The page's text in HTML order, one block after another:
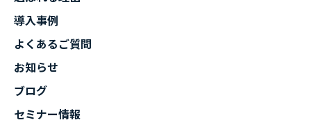
導入事例
よくあるご質問
お知らせ
ブログ
セミナー情報